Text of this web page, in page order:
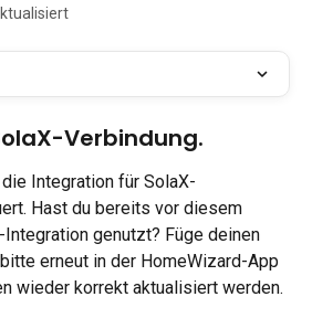
Verbindung.
Integration für SolaX-
Hast du bereits vor diesem
genutzt? Füge deinen
erneut in der HomeWizard-App
wieder korrekt aktualisiert werden.